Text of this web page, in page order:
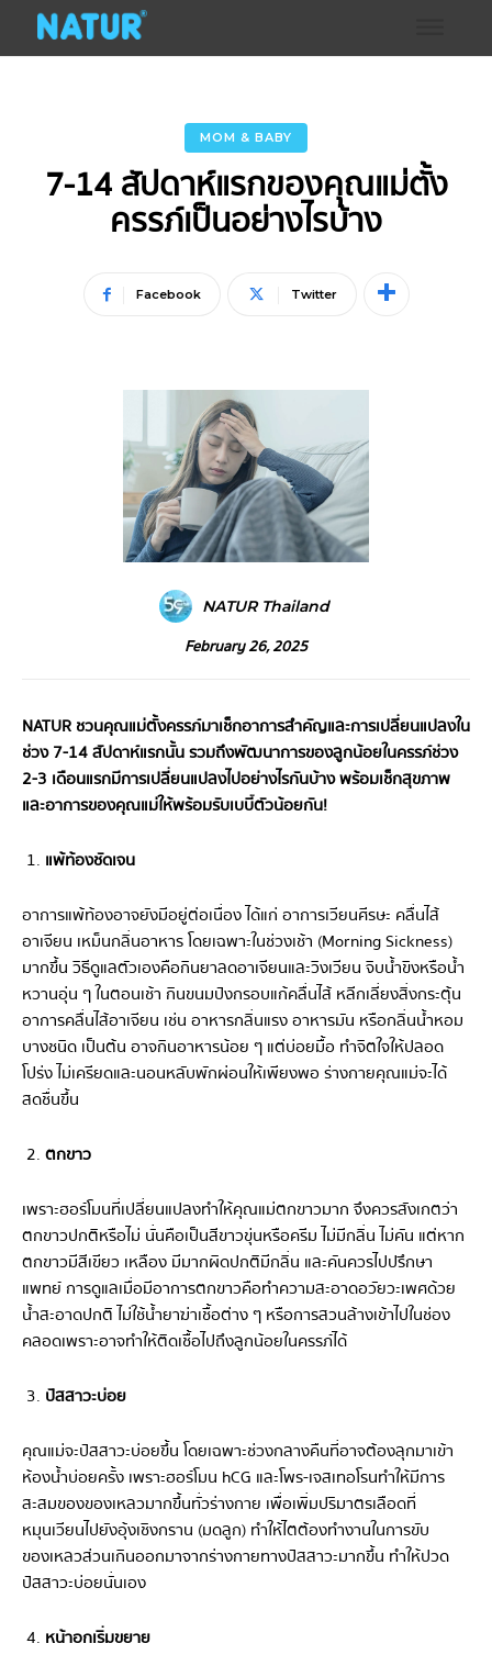
MOM & BABY
7-14 สัปดาห์แรกของคุณแม่ตั้ง
ครรภ์เป็นอย่างไรบ้าง
Facebook Twitter
NATUR Thailand
February 26, 2025
NATUR ชวนคุณแม่ตั้งครรภ์มาเช็กอาการสำคัญและการเปลี่ยนแปลงใน
ช่วง 7-14 สัปดาห์แรกนั้น รวมถึงพัฒนาการของลูกน้อยในครรภ์ช่วง
2-3 เดือนแรกมีการเปลี่ยนแปลงไปอย่างไรกันบ้าง พร้อมเช็กสุขภาพ
และอาการของคุณแม่ให้พร้อมรับเบบี๋ตัวน้อยกัน!
แพ้ท้องชัดเจน
อาการแพ้ท้องอาจยังมีอยู่ต่อเนื่อง ได้แก่ อาการเวียนศีรษะ คลื่นไส้
อาเจียน เหม็นกลิ่นอาหาร โดยเฉพาะในช่วงเช้า (Morning Sickness)
มากขึ้น วิธีดูแลตัวเองคือกินยาลดอาเจียนและวิงเวียน จิบน้ำขิงหรือน้ำ
หวานอุ่น ๆ ในตอนเช้า กินขนมปังกรอบแก้คลื่นไส้ หลีกเลี่ยงสิ่งกระตุ้น
อาการคลื่นไส้อาเจียน เช่น อาหารกลิ่นแรง อาหารมัน หรือกลิ่นน้ำหอม
บางชนิด เป็นต้น อาจกินอาหารน้อย ๆ แต่บ่อยมื้อ ทำจิตใจให้ปลอด
โปร่ง ไม่เครียดและนอนหลับพักผ่อนให้เพียงพอ ร่างกายคุณแม่จะได้
สดชื่นขึ้น
ตกขาว
เพราะฮอร์โมนที่เปลี่ยนแปลงทำให้คุณแม่ตกขาวมาก จึงควรสังเกตว่า
ตกขาวปกติหรือไม่ นั่นคือเป็นสีขาวขุ่นหรือครีม ไม่มีกลิ่น ไม่คัน แต่หาก
ตกขาวมีสีเขียว เหลือง มีมากผิดปกติมีกลิ่น และคันควรไปปรึกษา
แพทย์ การดูแลเมื่อมีอาการตกขาวคือทำความสะอาดอวัยวะเพศด้วย
น้ำสะอาดปกติ ไม่ใช้น้ำยาฆ่าเชื้อต่าง ๆ หรือการสวนล้างเข้าไปในช่อง
คลอดเพราะอาจทำให้ติดเชื้อไปถึงลูกน้อยในครรภ์ได้
ปัสสาวะบ่อย
คุณแม่จะปัสสาวะบ่อยขึ้น โดยเฉพาะช่วงกลางคืนที่อาจต้องลุกมาเข้า
ห้องน้ำบ่อยครั้ง เพราะฮอร์โมน hCG และโพร-เจสเทอโรนทำให้มีการ
สะสมของของเหลวมากขึ้นทั่วร่างกาย เพื่อเพิ่มปริมาตรเลือดที่
หมุนเวียนไปยังอุ้งเชิงกราน (มดลูก) ทำให้ไตต้องทำงานในการขับ
ของเหลวส่วนเกินออกมาจากร่างกายทางปัสสาวะมากขึ้น ทำให้ปวด
ปัสสาวะบ่อยนั่นเอง
หน้าอกเริ่มขยาย